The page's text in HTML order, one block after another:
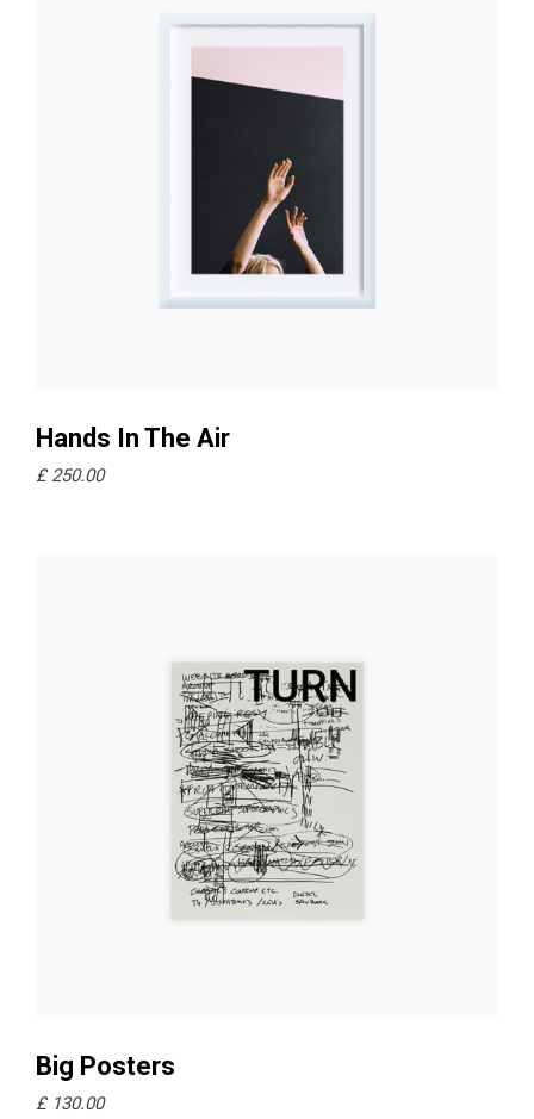
Ajouter au panier
Hands In The Air
£ 250.00
Big Posters
£ 130.00